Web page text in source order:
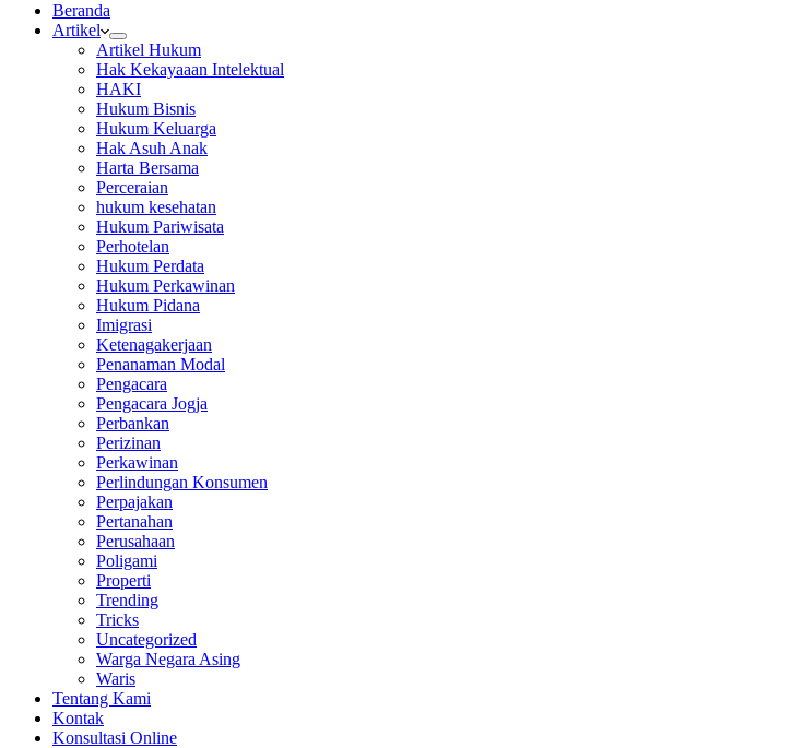
Beranda
Artikel
Artikel Hukum
Hak Kekayaaan Intelektual
HAKI
Hukum Bisnis
Hukum Keluarga
Hak Asuh Anak
Harta Bersama
Perceraian
hukum kesehatan
Hukum Pariwisata
Perhotelan
Hukum Perdata
Hukum Perkawinan
Hukum Pidana
Imigrasi
Ketenagakerjaan
Penanaman Modal
Pengacara
Pengacara Jogja
Perbankan
Perizinan
Perkawinan
Perlindungan Konsumen
Perpajakan
Pertanahan
Perusahaan
Poligami
Properti
Trending
Tricks
Uncategorized
Warga Negara Asing
Waris
Tentang Kami
Kontak
Konsultasi Online